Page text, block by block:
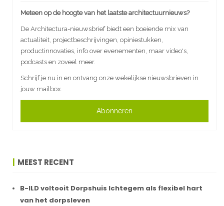
Meteen op de hoogte van het laatste architectuurnieuws?
De Architectura-nieuwsbrief biedt een boeiende mix van
actualiteit, projectbeschrijvingen, opiniestukken,
productinnovaties, info over evenementen, maar video's,
podcasts en zoveel meer.
Schrijf je nu in en ontvang onze wekelijkse nieuwsbrieven in
jouw mailbox.
Abonneren
MEEST RECENT
B-ILD voltooit Dorpshuis Ichtegem als flexibel hart
van het dorpsleven